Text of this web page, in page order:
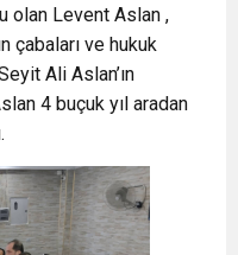
olan Levent Aslan ,
çabaları ve hukuk
Ali Aslan’ın
4 buçuk yıl aradan